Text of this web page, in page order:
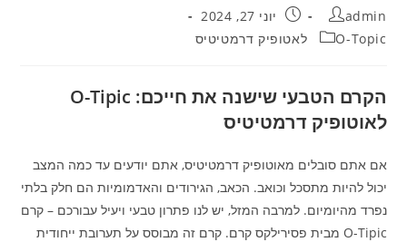
מחבר:
admin פורסם:
יוני 27, 2024
קטגוריה:
O-Topic לאטופיק דרמטיטיס
הקרם הטבעי שישנה את חייכם: O-Tipic
לאוטופיק דרמטיטיס
אם אתם סובלים מאוטופיק דרמטיטיס, אתם יודעים עד כמה המצב
יכול להיות מתסכל וכואב. הכאב, הגירודים והאדמומיות הם חלק בלתי
נפרד מהיומיום. למרבה המזל, יש לנו פתרון טבעי ויעיל עבורכם – קרם
O-Tipic מבית פסירילקס קרם. קרם זה מבוסס על תערובת ייחודית